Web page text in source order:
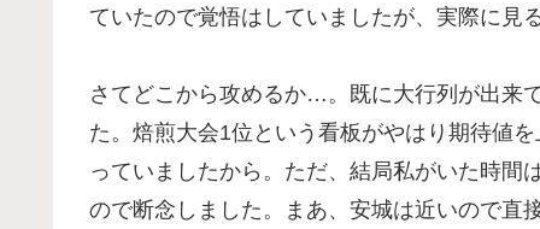
ていたので覚悟はしていましたが、実際に見
さてどこから攻めるか…。既に大行列が出来
た。焙煎大会1位という看板がやはり期待値
っていましたから。ただ、結局私がいた時間
ので断念しました。まあ、安城は近いので直